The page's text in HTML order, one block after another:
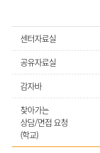
센터자료실
공유자료실
감자바
찾아가는
상담/면접 요청
(학교)